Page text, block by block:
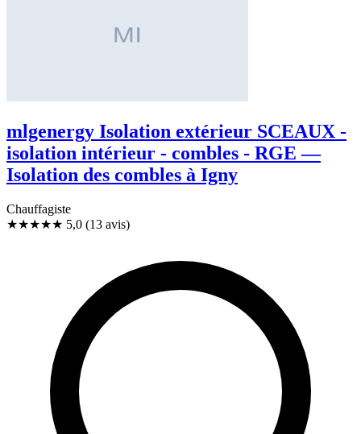
mlgenergy Isolation extérieur SCEAUX -
isolation intérieur - combles - RGE —
Isolation des combles à Igny
Chauffagiste
★★★★★ 5,0 (13 avis)